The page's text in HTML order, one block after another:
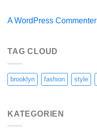
A WordPress Commenter
TAG CLOUD
brooklyn fashion style
KATEGORIEN